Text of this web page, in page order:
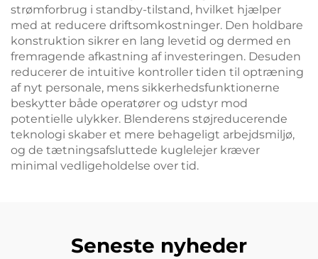
strømforbrug i standby-tilstand, hvilket hjælper
med at reducere driftsomkostninger. Den holdbare
konstruktion sikrer en lang levetid og dermed en
fremragende afkastning af investeringen. Desuden
reducerer de intuitive kontroller tiden til optræning
af nyt personale, mens sikkerhedsfunktionerne
beskytter både operatører og udstyr mod
potentielle ulykker. Blenderens støjreducerende
teknologi skaber et mere behageligt arbejdsmiljø,
og de tætningsafsluttede kuglelejer kræver
minimal vedligeholdelse over tid.
Seneste nyheder